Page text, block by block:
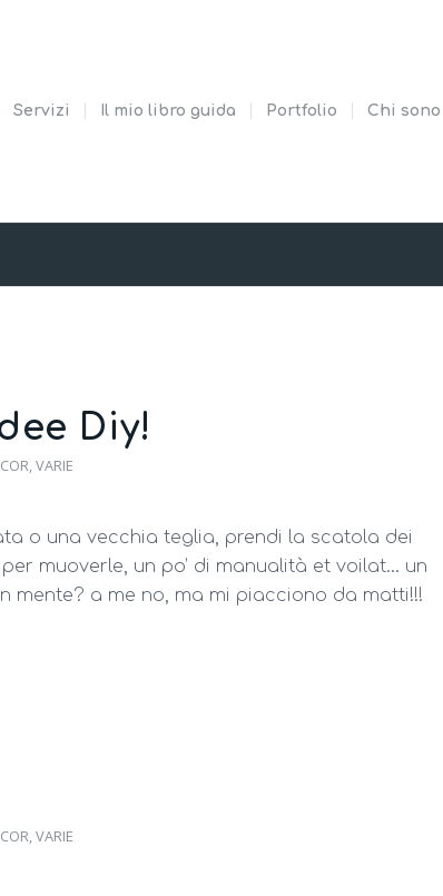
Servizi Il mio libro guida Portfolio Chi sono
Diy!
,VARIE
o una vecchia teglia, prendi la scatola dei
muoverle, un po’ di manualità et voilat… un
mente? a me no, ma mi piacciono da matti!!!
,VARIE